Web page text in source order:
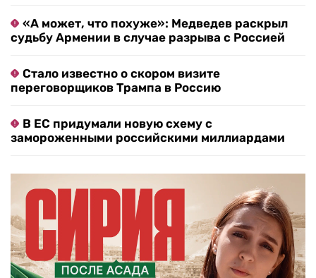
«А может, что похуже»: Медведев раскрыл
судьбу Армении в случае разрыва с Россией
Стало известно о скором визите
переговорщиков Трампа в Россию
В ЕС придумали новую схему с
замороженными российскими миллиардами